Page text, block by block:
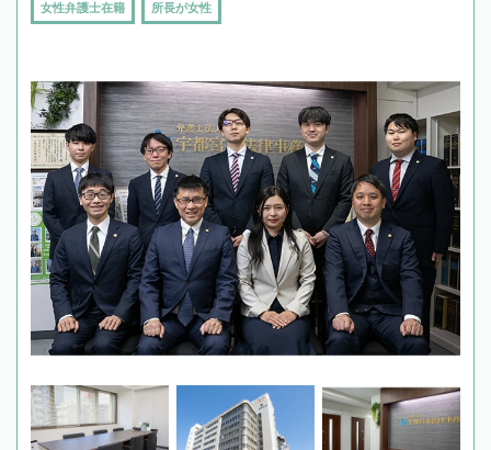
女性弁護士在籍 所長が女性